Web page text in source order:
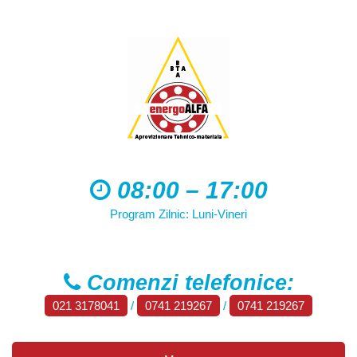
08:00 – 17:00
Program Zilnic: Luni-Vineri
Comenzi telefonice:
021 3178041 / 0741 219267 / 0741 219267